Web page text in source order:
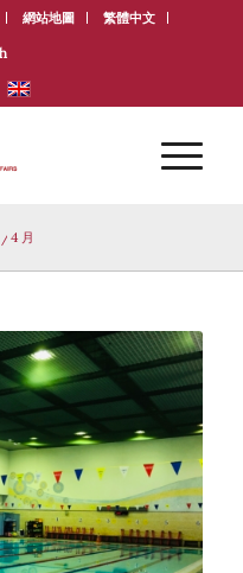
網站地圖 繁體中文
/ 4 月